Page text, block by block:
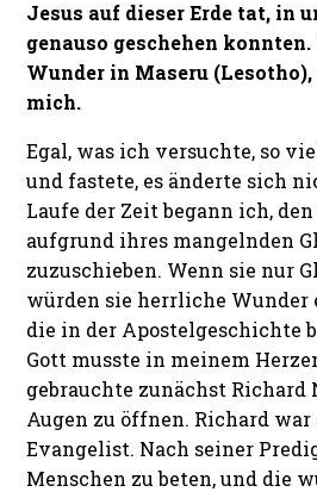
Jesus auf dieser Erde tat, in
genauso geschehen
Wunder in Maseru
mich.
Egal, was ich versuchte, so
und fastete, es änderte sich
Laufe der Zeit begann ich,
aufgrund ihres mangelnden
zuzuschieben. Wenn sie nur
würden sie herrliche Wunder
die in der Apostelgeschichte
Gott musste in meinem
gebrauchte zunächst Richard
Augen zu öffnen. Richard war
Evangelist. Nach seiner
Menschen zu beten, und die